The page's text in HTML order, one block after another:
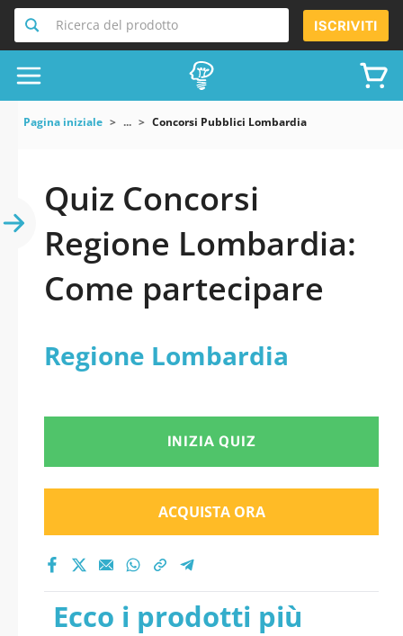
Ricerca del prodotto ISCRIVITI
Pagina iniziale ... Concorsi Pubblici Lombardia
Quiz Concorsi
Regione Lombardia:
Come partecipare
Regione Lombardia
INIZIA QUIZ
ACQUISTA ORA
Ecco i prodotti più